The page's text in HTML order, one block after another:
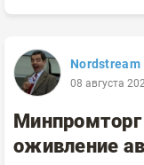
Nordstream
08 августа
оживление